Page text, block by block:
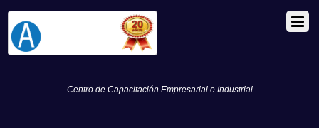
Centro de Capacitación Empresarial e Industrial